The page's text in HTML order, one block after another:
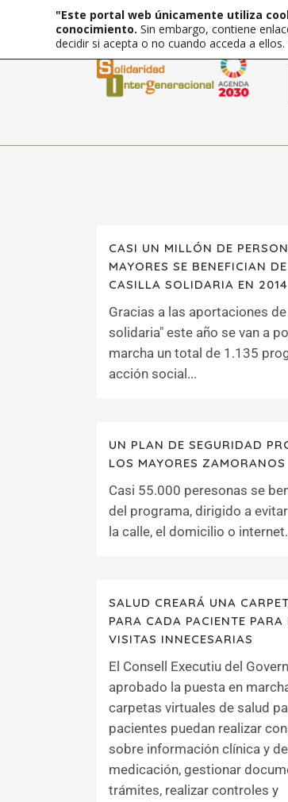
CASI UN MILLÓN DE
MAYORES SE BENEFICIAN
CASILLA SOLIDARIA EN 2014
Gracias a las aportaciones de
solidaria" este año se van a
marcha un total de 1.135
acción social...
UN PLAN DE SEGURIDAD
LOS MAYORES ZAMORANOS
Casi 55.000 peresonas se
del programa, dirigido a
la calle, el domicilio o
SALUD CREARÁ UNA
PARA CADA PACIENTE PARA
VISITAS INNECESARIAS
El Consell Executiu del
aprobado la puesta en
carpetas virtuales de salud
pacientes puedan realizar
sobre información clínica y de
medicación, gestionar
trámites, realizar controles y
"Este portal web únicamente utiliza
conocimiento. Sin embargo, contiene
decidir si acepta o no cuando acceda a ellos.